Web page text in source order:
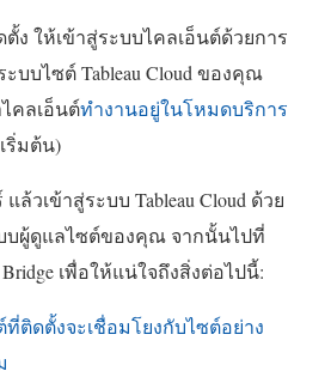
ต่
า
ง
ห
ม่
)
น้
า
ต่
า
ง
ใ
ห
)
น
ห
น้
ต่
า
ง
ห
ง ให้เข้าสู่ระบบไคลเอ็นต์ด้วยการ
ะบบไซต์Tableau Cloudของคุณ
คลเอ็นต์ทำงานอยู่ในโหมดบริการ
ริ่มต้น)
แล้วเข้าสู่ระบบ Tableau Cloud ด้วย
บผู้ดูแลไซต์ของคุณ จากนั้นไปที่
เพื่อให้แน่ใจถึงสิ่งต่อไปนี้:
ที่ติดตั้งจะเชื่อมโยงกับไซต์อย่าง